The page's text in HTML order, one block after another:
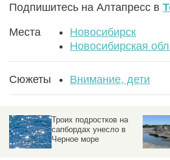
Подпишитесь на Алтапресс в
Места
Новосибирск
Новосибирская
Сюжеты Внимание, дети
Троих подростков на
сапбордах унесло в
Черное море